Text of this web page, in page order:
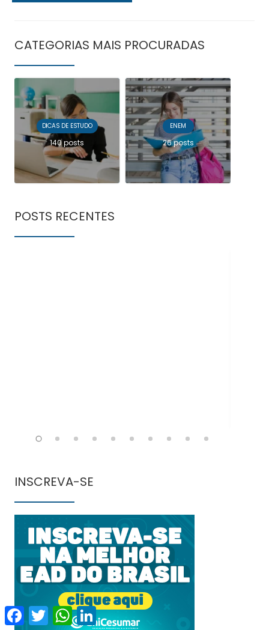
CATEGORIAS MAIS PROCURADAS
DICAS DE ESTUDO
140 posts
ENEM
26 posts
POSTS RECENTES
INSCREVA-SE
FacebookTwitterWhatsApp
LinkedIn